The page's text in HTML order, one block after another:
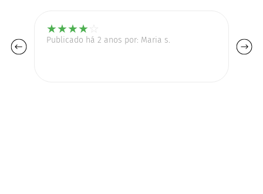
★★★★☆
Publicado há 2 anos por: Maria s.